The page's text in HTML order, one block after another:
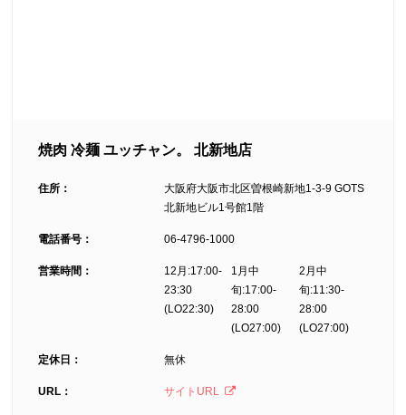
焼肉 冷麺 ユッチャン。 北新地店
住所：
大阪府大阪市北区曽根崎新地1-3-9 GOTS
北新地ビル1号館1階
電話番号： 06-4796-1000
営業時間：
12月:17:00-
23:30
(LO22:30)
1月中
旬:17:00-
28:00
(LO27:00)
2月中
旬:11:30-
28:00
(LO27:00)
定休日： 無休
URL： サイトURL